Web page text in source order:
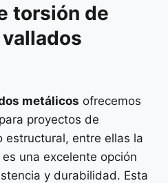
torsión de
metálicos ofrecemos
proyectos de
estructural, entre ellas la
es una excelente opción
y durabilidad. Esta